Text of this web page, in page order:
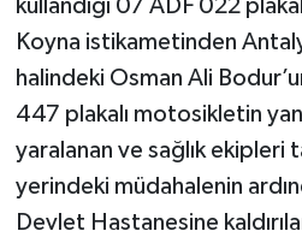
kullandığı 07 ADF 022
Koyna istikametinden
halindeki Osman Ali
447 plakalı motosikletin
yaralanan ve sağlık ekipleri
yerindeki müdahalenin
Devlet Hastanesine